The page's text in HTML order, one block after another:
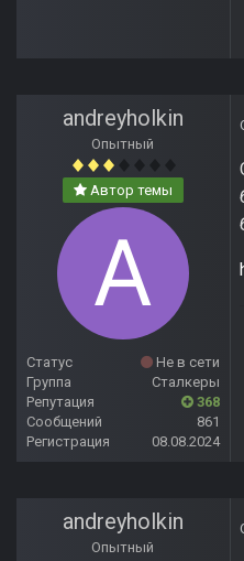
andreyholkin
Опытный
Автор темы
Статус
Не в сети
Группа
Сталкеры
Репутация
368
Сообщений
861
Регистрация
08.08.2024
andreyholkin
Опытный